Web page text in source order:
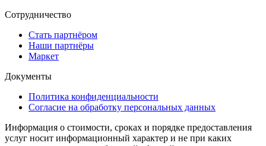
Сотрудничество
Стать партнёром
Наши партнёры
Маркет
Документы
Политика конфиденциальности
Согласие на обработку персональных данных
Информация о стоимости, сроках и порядке предоставления
услуг носит информационный характер и не при каких